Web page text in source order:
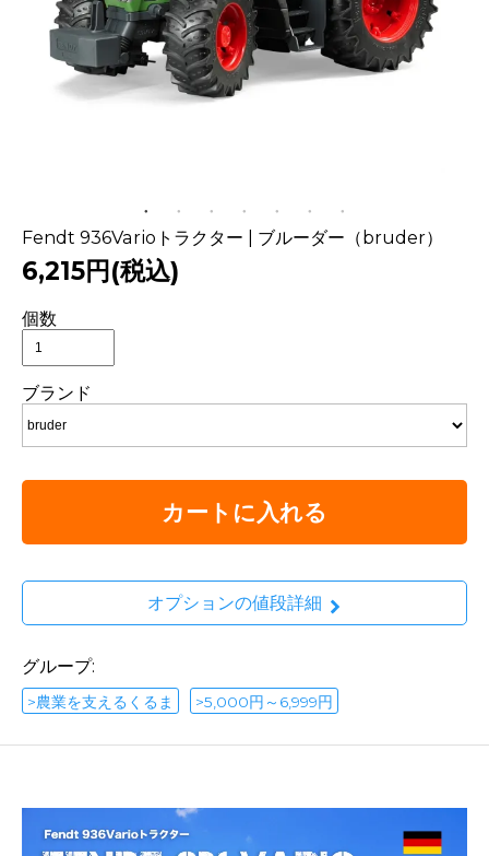
Fendt 936Varioトラクター | ブルーダー（bruder）
6,215円(税込)
個数
ブランド
カートに入れる
オプションの値段詳細
グループ:
>農業を支えるくるま >5,000円～6,999円